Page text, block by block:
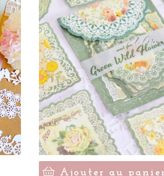
Ajouter au